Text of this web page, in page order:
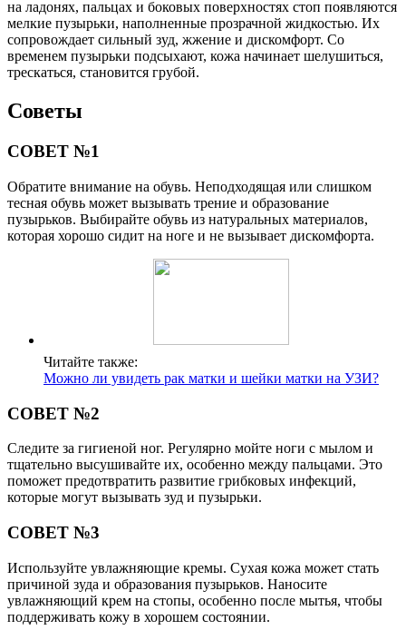
на ладонях, пальцах и боковых поверхностях стоп появляются
мелкие пузырьки, наполненные прозрачной жидкостью. Их
сопровождает сильный зуд, жжение и дискомфорт. Со
временем пузырьки подсыхают, кожа начинает шелушиться,
трескаться, становится грубой.
Советы
СОВЕТ №1
Обратите внимание на обувь. Неподходящая или слишком
тесная обувь может вызывать трение и образование
пузырьков. Выбирайте обувь из натуральных материалов,
которая хорошо сидит на ноге и не вызывает дискомфорта.
Читайте также:
Можно ли увидеть рак матки и шейки матки на УЗИ?
СОВЕТ №2
Следите за гигиеной ног. Регулярно мойте ноги с мылом и
тщательно высушивайте их, особенно между пальцами. Это
поможет предотвратить развитие грибковых инфекций,
которые могут вызывать зуд и пузырьки.
СОВЕТ №3
Используйте увлажняющие кремы. Сухая кожа может стать
причиной зуда и образования пузырьков. Наносите
увлажняющий крем на стопы, особенно после мытья, чтобы
поддерживать кожу в хорошем состоянии.